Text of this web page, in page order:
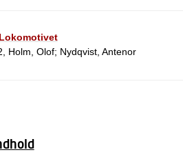
Holm, Olof; Nydqvist, Antenor